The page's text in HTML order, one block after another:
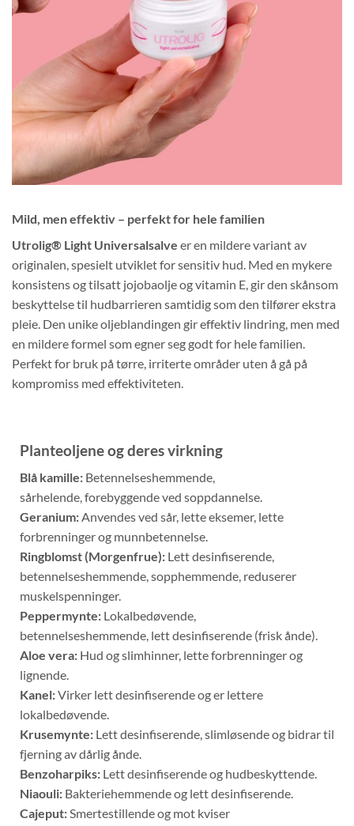
Mild, men effektiv – perfekt for hele familien
Utrolig® Light Universalsalve er en mildere variant av
originalen, spesielt utviklet for sensitiv hud. Med en mykere
konsistens og tilsatt jojobaolje og vitamin E, gir den skånsom
beskyttelse til hudbarrieren samtidig som den tilfører ekstra
pleie. Den unike oljeblandingen gir effektiv lindring, men med
en mildere formel som egner seg godt for hele familien.
Perfekt for bruk på tørre, irriterte områder uten å gå på
kompromiss med effektiviteten.
Planteoljene og deres virkning
Blå kamille:Betennelseshemmende,
sårhelende, forebyggende ved soppdannelse.
Geranium:Anvendes ved sår, lette eksemer, lette
forbrenninger og munnbetennelse.
Ringblomst (Morgenfrue):Lett desinfiserende,
betennelseshemmende, sopphemmende, reduserer
muskelspenninger.
Peppermynte:Lokalbedøvende,
betennelseshemmende, lett desinfiserende (frisk ånde).
Aloe vera:Hud og slimhinner, lette forbrenninger og
lignende.
Kanel:Virker lett desinfiserende og er lettere
lokalbedøvende.
Krusemynte:Lett desinfiserende, slimløsende og bidrar til
fjerning av dårlig ånde.
Benzoharpiks:Lett desinfiserende og hudbeskyttende.
Niaouli:Bakteriehemmende og lett desinfiserende.
Cajeput:Smertestillende og mot kviser